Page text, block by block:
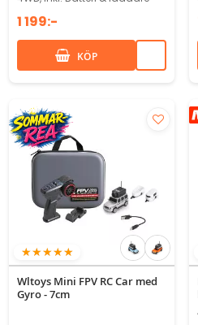
1 199:-
KÖP
95%
Wltoys Mini FPV RC Car med
Gyro - 7cm